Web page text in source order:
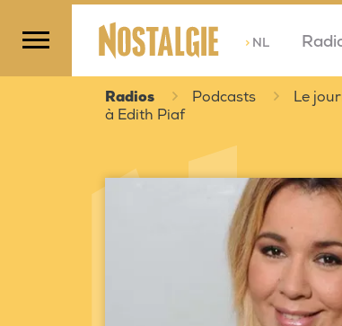
>NL
Radios Podcasts Le
à Edith Piaf